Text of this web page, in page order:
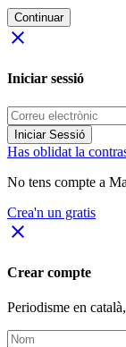
Continuar
close
Iniciar sessió
Iniciar Sessió
Has oblidat la
No tens compte a
Crea'n un gratis
close
Crear compte
Periodisme en català